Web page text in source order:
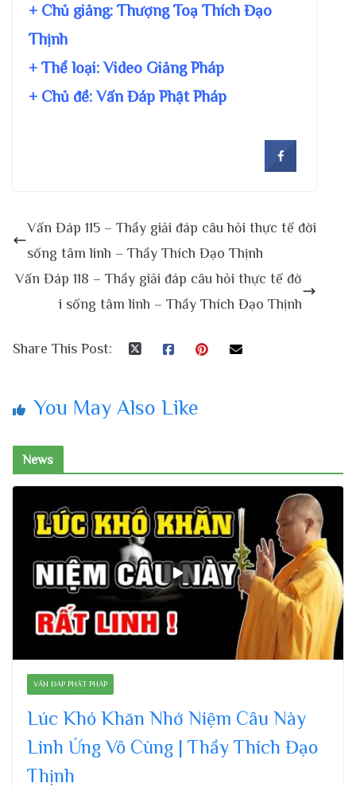
+ Chủ giảng: Thượng Toạ Thích Đạo
Thịnh
+ Thể loại: Video Giảng Pháp
+ Chủ đề:Vấn Đáp Phật Pháp
Vấn Đáp 115 – Thầy giải đáp câu hỏi thực tế đời
sống tâm linh – Thầy Thích Đạo Thịnh
Vấn Đáp 118 – Thầy giải đáp câu hỏi thực tế đờ
i sống tâm linh – Thầy Thích Đạo Thịnh
Share This Post:
You May Also Like
News
VẤN ĐÁP PHẬT PHÁP
Lúc Khó Khăn Nhớ Niệm Câu Này
Linh Ứng Vô Cùng | Thầy Thích Đạo
Thịnh